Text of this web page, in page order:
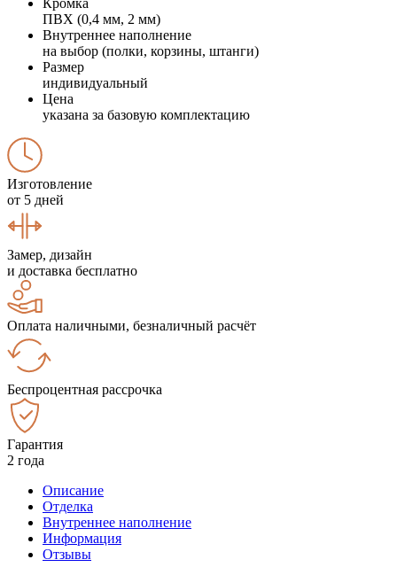
ПВХ (0,4 мм, 2 мм)
Внутреннее наполнение
на выбор (полки, корзины, штанги)
Размер
индивидуальный
Цена
указана за базовую комплектацию
Изготовление
от 5 дней
Замер, дизайн
и доставка бесплатно
Оплата наличными, безналичный расчёт
Беспроцентная рассрочка
Гарантия
2 года
Описание
Отделка
Внутреннее наполнение
Информация
Отзывы